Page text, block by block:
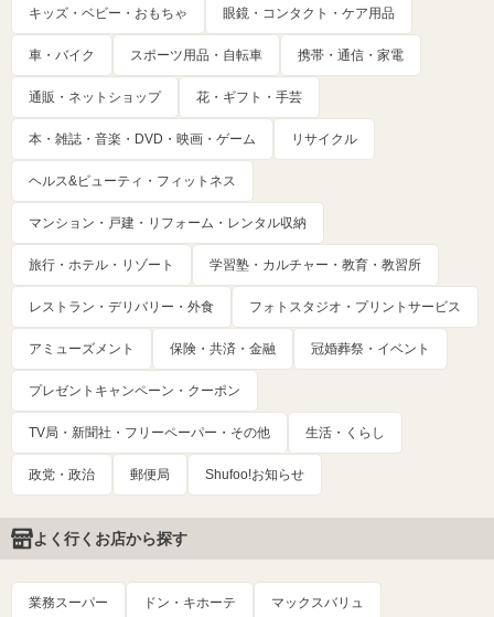
キッズ・ベビー・おもちゃ 眼鏡・コンタクト・ケア用品
車・バイク スポーツ用品・自転車 携帯・通信・家電
通販・ネットショップ 花・ギフト・手芸
本・雑誌・音楽・DVD・映画・ゲーム リサイクル
ヘルス&ビューティ・フィットネス
マンション・戸建・リフォーム・レンタル収納
旅行・ホテル・リゾート 学習塾・カルチャー・教育・教習所
レストラン・デリバリー・外食 フォトスタジオ・プリントサービス
アミューズメント 保険・共済・金融 冠婚葬祭・イベント
プレゼントキャンペーン・クーポン
TV局・新聞社・フリーペーパー・その他 生活・くらし
政党・政治 郵便局 Shufoo!お知らせ
よく行くお店から探す
業務スーパー ドン・キホーテ マックスバリュ